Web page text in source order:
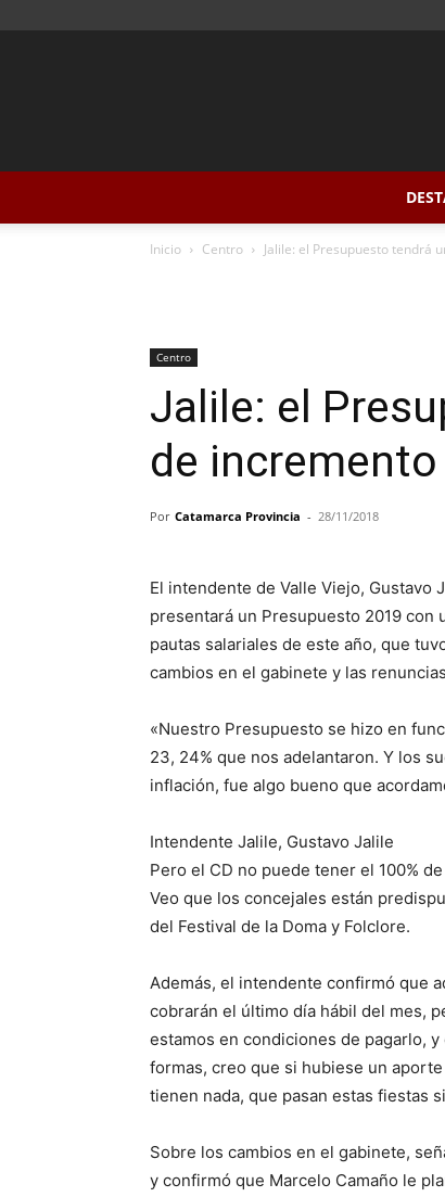
Inicio Centro Jalile: el Presupuesto tendrá
Centro
Jalile: el
de incremento
Por Catamarca Provincia - 28/11/2018
El intendente de Valle Viejo, Gustavo
presentará un Presupuesto 2019 con
pautas salariales de este año, que
cambios en el gabinete y las
«Nuestro Presupuesto se hizo en
23, 24% que nos adelantaron. Y los
inflación, fue algo bueno que
Intendente Jalile, Gustavo Jalile
Pero el CD no puede tener el 100%
Veo que los concejales están
del Festival de la Doma y Folclore.
Además, el intendente confirmó que
cobrarán el último día hábil del mes,
estamos en condiciones de pagarlo,
formas, creo que si hubiese un
tienen nada, que pasan estas fiestas
Sobre los cambios en el gabinete,
y confirmó que Marcelo Camaño le